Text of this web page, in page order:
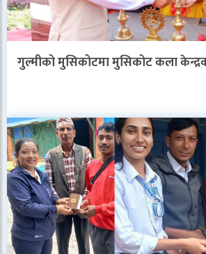
गुल्मीको मुसिकोटमा मुसिकोट कला